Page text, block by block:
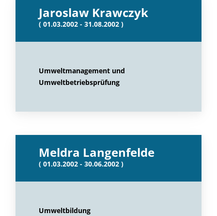
Jaroslaw Krawczyk
( 01.03.2002 - 31.08.2002 )
Umweltmanagement und
Umweltbetriebsprüfung
Meldra Langenfelde
( 01.03.2002 - 30.06.2002 )
Umweltbildung